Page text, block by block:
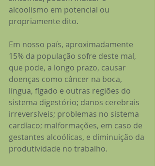
alcoolismo em potencial ou
propriamente dito.
Em nosso país, aproximadamente
15% da população sofre deste mal,
que pode, a longo prazo, causar
doenças como câncer na boca,
língua, fígado e outras regiões do
sistema digestório; danos cerebrais
irreversíveis; problemas no sistema
cardíaco; malformações, em caso de
gestantes alcoólicas, e diminuição da
produtividade no trabalho.